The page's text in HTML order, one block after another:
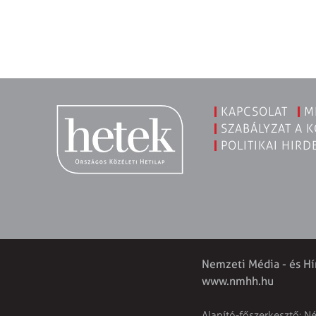
KAPCSOLAT
SZABÁLYZAT A
POLITIKAI
Nemzeti Média - és
www.nmhh.hu